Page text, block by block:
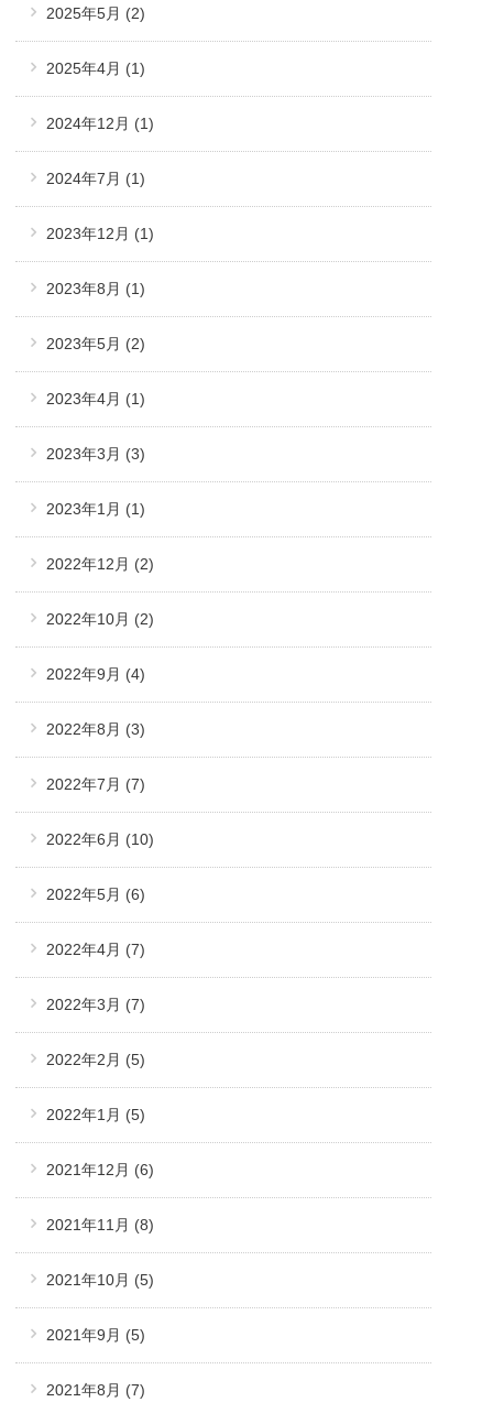
2025年5月 (2)
2025年4月 (1)
2024年12月 (1)
2024年7月 (1)
2023年12月 (1)
2023年8月 (1)
2023年5月 (2)
2023年4月 (1)
2023年3月 (3)
2023年1月 (1)
2022年12月 (2)
2022年10月 (2)
2022年9月 (4)
2022年8月 (3)
2022年7月 (7)
2022年6月 (10)
2022年5月 (6)
2022年4月 (7)
2022年3月 (7)
2022年2月 (5)
2022年1月 (5)
2021年12月 (6)
2021年11月 (8)
2021年10月 (5)
2021年9月 (5)
2021年8月 (7)